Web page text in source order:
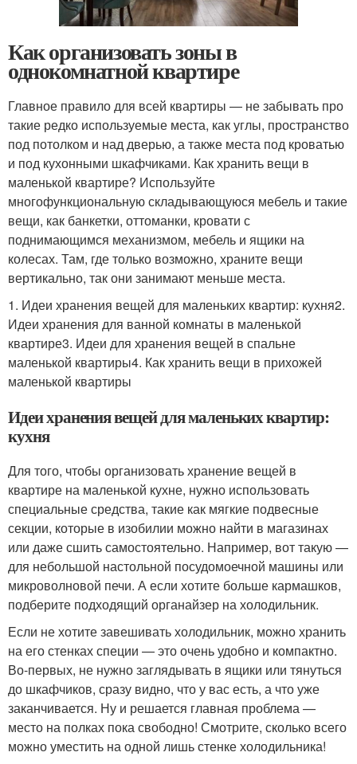
Как организовать зоны в
однокомнатной квартире
Главное правило для всей квартиры — не забывать про
такие редко используемые места, как углы, пространство
под потолком и над дверью, а также места под кроватью
и под кухонными шкафчиками. Как хранить вещи в
маленькой квартире? Используйте
многофункциональную складывающуюся мебель и такие
вещи, как банкетки, оттоманки, кровати с
поднимающимся механизмом, мебель и ящики на
колесах. Там, где только возможно, храните вещи
вертикально, так они занимают меньше места.
1. Идеи хранения вещей для маленьких квартир: кухня2.
Идеи хранения для ванной комнаты в маленькой
квартире3. Идеи для хранения вещей в спальне
маленькой квартиры4. Как хранить вещи в прихожей
маленькой квартиры
Идеи хранения вещей для маленьких квартир:
кухня
Для того, чтобы организовать хранение вещей в
квартире на маленькой кухне, нужно использовать
специальные средства, такие как мягкие подвесные
секции, которые в изобилии можно найти в магазинах
или даже сшить самостоятельно. Например, вот такую —
для небольшой настольной посудомоечной машины или
микроволновой печи. А если хотите больше кармашков,
подберите подходящий органайзер на холодильник.
Если не хотите завешивать холодильник, можно хранить
на его стенках специи — это очень удобно и компактно.
Во-первых, не нужно заглядывать в ящики или тянуться
до шкафчиков, сразу видно, что у вас есть, а что уже
заканчивается. Ну и решается главная проблема —
место на полках пока свободно! Смотрите, сколько всего
можно уместить на одной лишь стенке холодильника!